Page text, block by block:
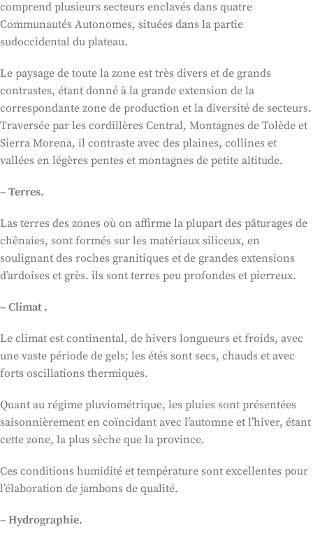
comprend plusieurs secteurs enclavés dans quatre
Communautés Autonomes, situées dans la partie
sudoccidental du plateau.
Le paysage de toute la zone est très divers et de grands
contrastes, étant donné à la grande extension de la
correspondante zone de production et la diversité de secteurs.
Traversée par les cordillères Central, Montagnes de Tolède et
Sierra Morena, il contraste avec des plaines, collines et
vallées en légères pentes et montagnes de petite altitude.
– Terres.
Las terres des zones où on affirme la plupart des pâturages de
chênaies, sont formés sur les matériaux siliceux, en
soulignant des roches granitiques et de grandes extensions
d’ardoises et grès. ils sont terres peu profondes et pierreux.
– Climat .
Le climat est continental, de hivers longueurs et froids, avec
une vaste période de gels; les étés sont secs, chauds et avec
forts oscillations thermiques.
Quant au régime pluviométrique, les pluies sont présentées
saisonnièrement en coïncidant avec l’automne et l’hiver, étant
cette zone, la plus sèche que la province.
Ces conditions humidité et température sont excellentes pour
l’élaboration de jambons de qualité.
– Hydrographie.